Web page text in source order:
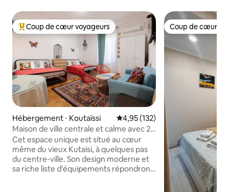
Coups de cœur voyageurs les plus appréciés
Coup de cœur voyageurs
Hébergement ⋅ Koutaïssi Évaluation moyenne sur la
4,95 (132)
Maison de ville centrale et calme avec 2
lits Queen Size
Cet espace unique est situé au cœur
même du vieux Kutaisi, à quelques pas
du centre-ville. Son design moderne et
sa riche liste d'équipements répondront
Coup de cœur
Coup de cœur